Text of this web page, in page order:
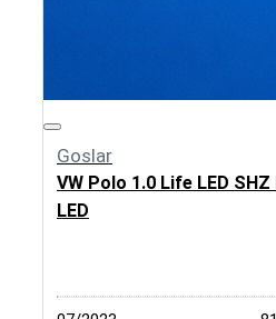
Goslar
VW Polo 1.0 Life LED
LED